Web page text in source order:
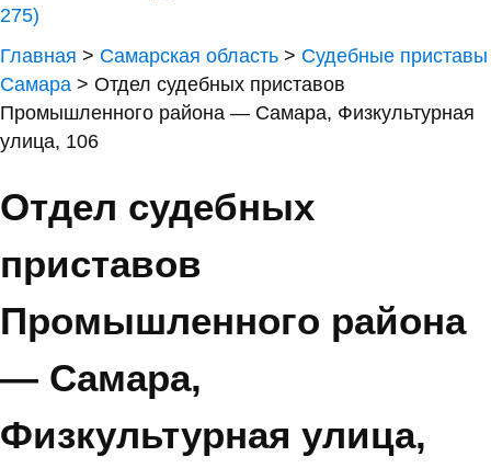
275)
Главная > Самарская область > Судебные приставы
Самара > Отдел судебных приставов
Промышленного района — Самара, Физкультурная
улица, 106
Отдел судебных
приставов
Промышленного района
— Самара,
Физкультурная улица,